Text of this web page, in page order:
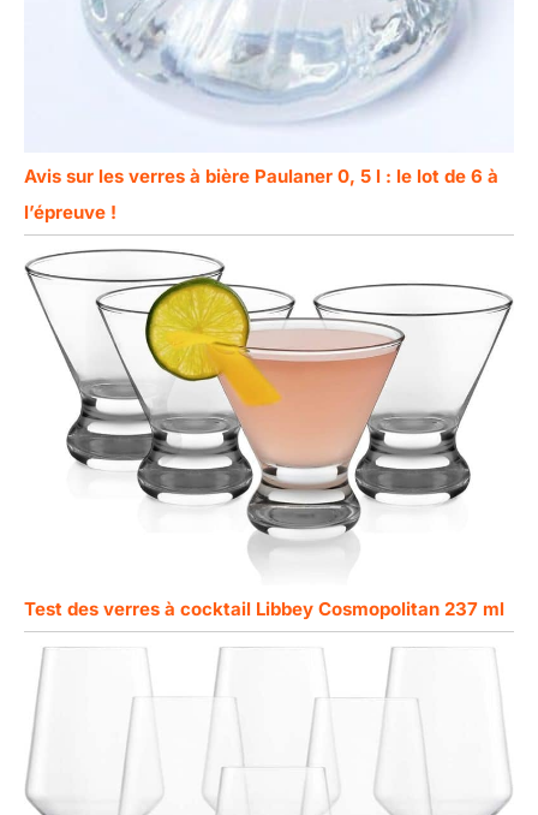
Avis sur les verres à bière Paulaner 0, 5 l : le lot de 6 à
l’épreuve !
Test des verres à cocktail Libbey Cosmopolitan 237 ml